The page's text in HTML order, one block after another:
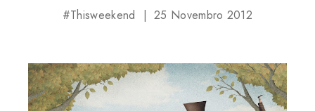
#thisweekend 25 Novembro 2012